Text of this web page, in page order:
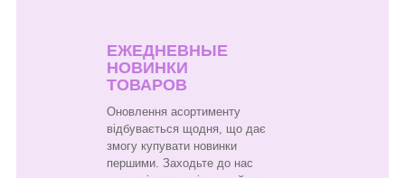
ЕЖЕДНЕВНЫЕ
НОВИНКИ
ТОВАРОВ
Оновлення асортименту
відбувається щодня, що дає
змогу купувати новинки
першими. Заходьте до нас